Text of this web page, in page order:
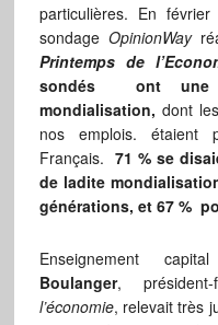
particulières. En
sondageOpinionWay
Printemps de
sondés ont une
mondialisation, dont
nos emplois. étaient
Français.71 % se
de ladite
générations, et 67 %
Enseignement
Boulanger,
l’économie, relevait très